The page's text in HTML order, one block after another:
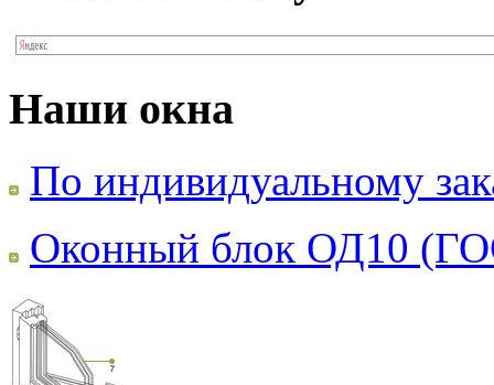
Наши окна
По индивидуальному
Оконный блок ОД10